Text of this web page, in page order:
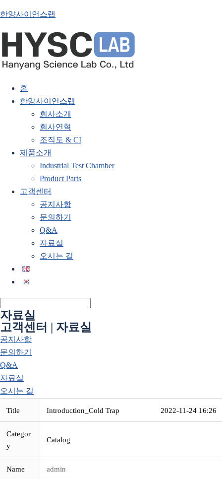
한양사이언스랩
홈
한양사이언스랩
회사소개
회사연혁
조직도 & CI
제품소개
Industrial Test Chamber
Product Parts
고객센터
공지사항
문의하기
Q&A
자료실
오시는 길
자료실
고객센터 | 자료실
공지사항
문의하기
Q&A
자료실
오시는 길
Title Introduction_Cold Trap 2022-11-24 16:26
Categor
y
Catalog
Name admin